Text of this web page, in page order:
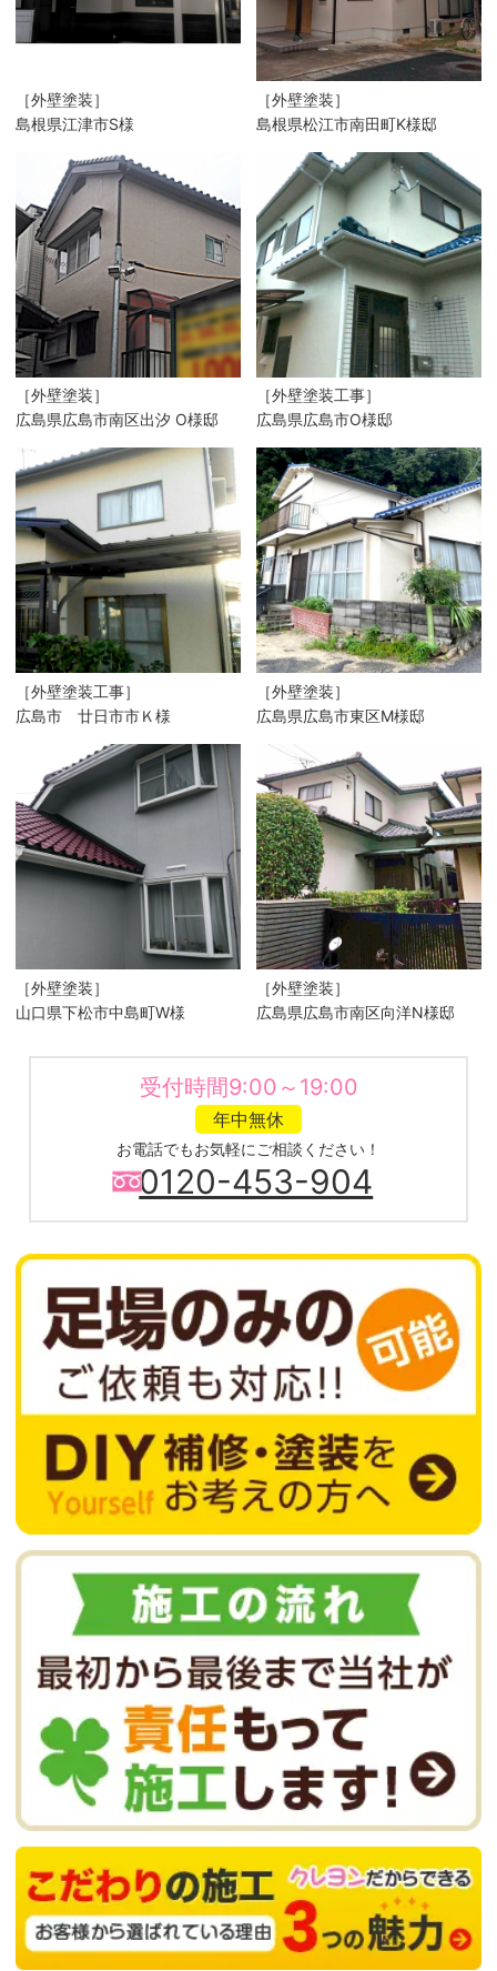
［外壁塗装］
島根県江津市S様
［外壁塗装］
島根県松江市南田町K様邸
［外壁塗装］
広島県広島市南区出汐 O様邸
［外壁塗装工事］
広島県広島市O様邸
［外壁塗装工事］
広島市 廿日市市Ｋ様
［外壁塗装］
広島県広島市東区M様邸
［外壁塗装］
山口県下松市中島町W様
［外壁塗装］
広島県広島市南区向洋N様邸
受付時間9:00～19:00
年中無休
お電話でもお気軽にご相談ください！
0120-453-904